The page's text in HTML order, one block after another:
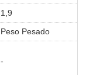
1,9
Peso Pesado
-